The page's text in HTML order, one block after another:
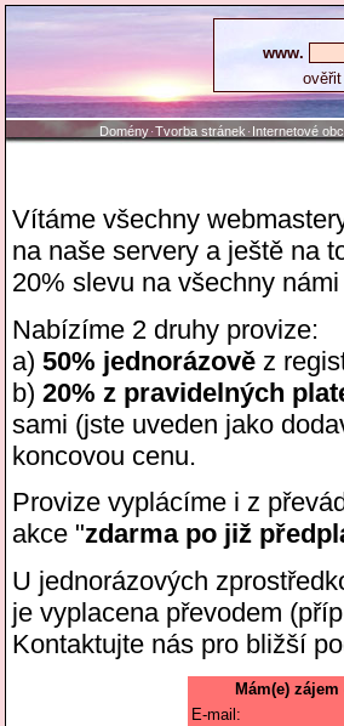
www.
Domény·Tvorba stránek · Internetové
Vítáme všechny
na naše servery a ještě na
20% slevu na všechny
Nabízíme 2 druhy provize:
a) 50% jednorázově z
b) 20% z pravidelných
sami (jste uveden jako
koncovou cenu.
Provize vyplácíme i z
akce "zdarma po již
U jednorázových
je vyplacena převodem
Kontaktujte nás pro bližší
Mám(e)
E-mail: